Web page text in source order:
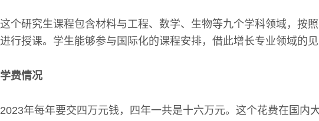
这个研究生课程包含材料与工程、数学、生物等九个学科领域，按
进行授课。学生能够参与国际化的课程安排，借此增长专业领域的见
学费情况
2023年每年要交四万元钱，四年一共是十六万元。这个花费在国内